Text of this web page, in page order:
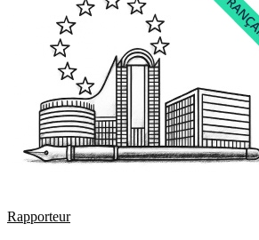
Rapporteur